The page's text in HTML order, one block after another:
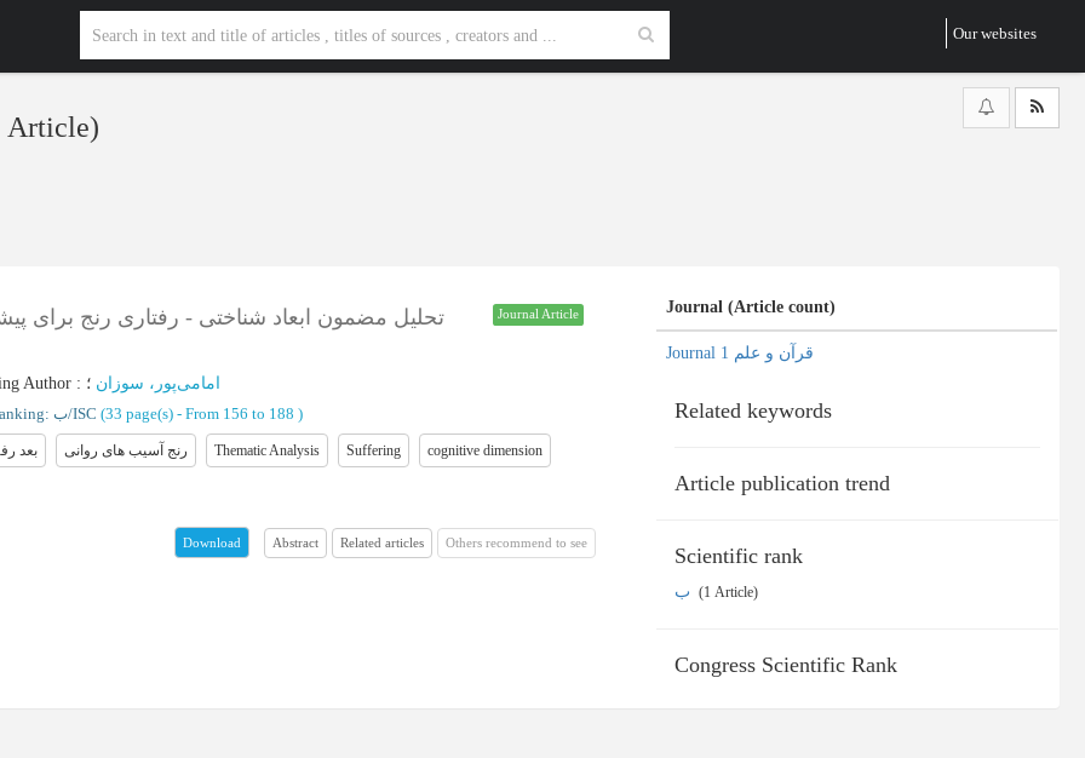
Our websites
Article)
تحلیل مضمون ابعاد شناختی - رفتاری رنج برای Journal Article
Author : امامی‌پور، سوزان ؛
Ranking: ب/ISC (‎33 page(s) - From 156 to 188 )
بعد رنج آسیب های روانی Thematic Analysis Suffering cognitive dimension
Download Abstract Related articles Others recommend to see
Journal (Article count)
Journal قرآن و علم 1
Related keywords
Article publication trend
Scientific rank
‎ (1 Article)
Congress Scientific Rank